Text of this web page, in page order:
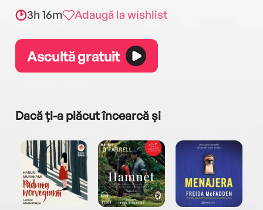
3h 16m Adaugă la wishlist
Ascultă gratuit
Dacă ți-a plăcut încearcă și